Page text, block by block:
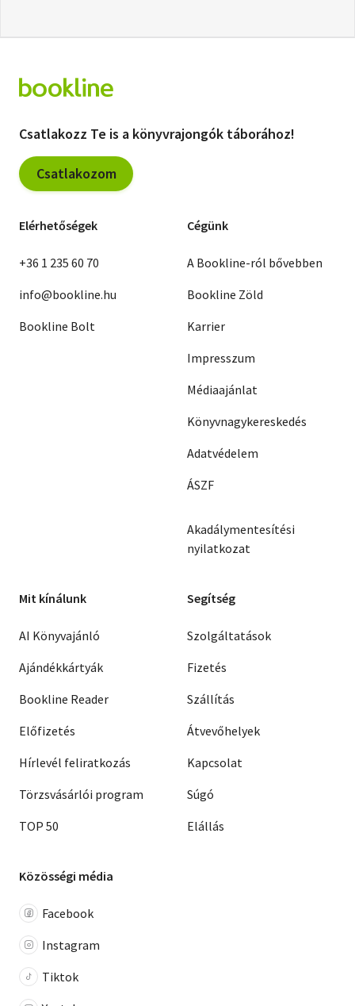
Csatlakozz Te is a könyvrajongók táborához!
Csatlakozom
Elérhetőségek
+36 1 235 60 70
info@bookline.hu
Bookline Bolt
Cégünk
A Bookline-ról bővebben
Bookline Zöld
Karrier
Impresszum
Médiaajánlat
Könyvnagykereskedés
Adatvédelem
ÁSZF
Akadálymentesítési
nyilatkozat
Mit kínálunk
AI Könyvajánló
Ajándékkártyák
Bookline Reader
Előfizetés
Hírlevél feliratkozás
Törzsvásárlói program
TOP 50
Segítség
Szolgáltatások
Fizetés
Szállítás
Átvevőhelyek
Kapcsolat
Súgó
Elállás
Közösségi média
Facebook
Instagram
Tiktok